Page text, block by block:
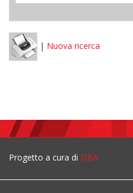
| Nuova ricerca
Progetto a cura di DBA